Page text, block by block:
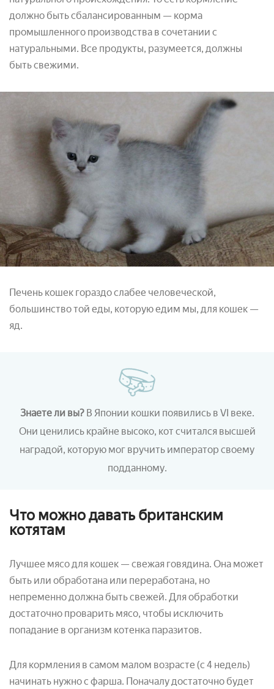
должно быть сбалансированным — корма
промышленного производства в сочетании с
натуральными. Все продукты, разумеется, должны
быть свежими.
Печень кошек гораздо слабее человеческой,
большинство той еды, которую едим мы, для кошек —
яд.
Знаете ли вы? В Японии кошки появились в VI веке.
Они ценились крайне высоко, кот считался высшей
наградой, которую мог вручить император своему
подданному.
Что можно давать британским
котятам
Лучшее мясо для кошек — свежая говядина. Она может
быть или обработана или переработана, но
непременно должна быть свежей. Для обработки
достаточно проварить мясо, чтобы исключить
попадание в организм котенка паразитов.
Для кормления в самом малом возрасте (с 4 недель)
начинать нужно с фарша. Поначалу достаточно будет